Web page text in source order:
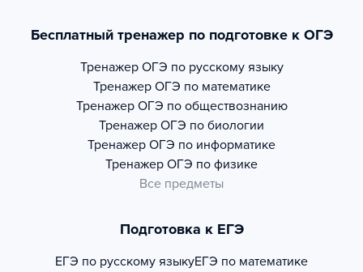
Бесплатный тренажер по подготовке к ОГЭ
Тренажер ОГЭ по русскому языку
Тренажер ОГЭ по математике
Тренажер ОГЭ по обществознанию
Тренажер ОГЭ по биологии
Тренажер ОГЭ по информатике
Тренажер ОГЭ по физике
Все предметы
Подготовка к ЕГЭ
ЕГЭ по русскому языкуЕГЭ по математике